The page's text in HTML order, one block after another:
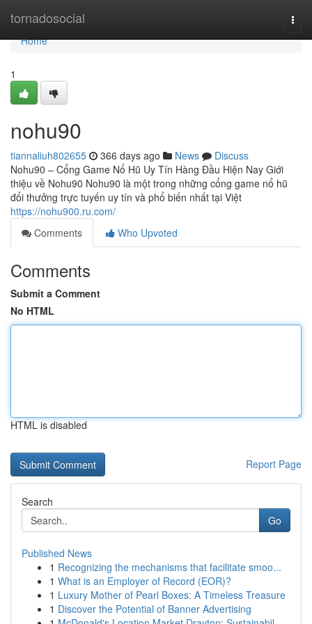
tornadosocial
Home
Home
1
nohu90
tiannaliuh802655 366 days ago News
Discuss
Nohu90 – Cổng Game Nổ Hũ Uy Tín Hàng Đầu Hiện Nay Giới
thiệu về Nohu90 Nohu90 là một trong những cổng game nổ hũ
đổi thưởng trực tuyến uy tín và phổ biến nhất tại Việt
https://nohu900.ru.com/
Comments
Who Upvoted
Comments
Submit a Comment
No HTML
HTML is disabled
Report Page
Search
Go
Published News
1 Recognizing the mechanisms that facilitate smoo...
1 What is an Employer of Record (EOR)?
1 Luxury Mother of Pearl Boxes: A Timeless Treasure
1 Discover the Potential of Banner Advertising